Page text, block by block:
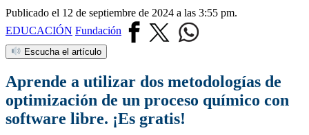
Publicado el 12 de septiembre de 2024 a las 3:55 pm.
EDUCACIÓN Fundación
Escucha el artículo
Aprende a utilizar dos metodologías de
optimización de un proceso químico con
software libre. ¡Es gratis!